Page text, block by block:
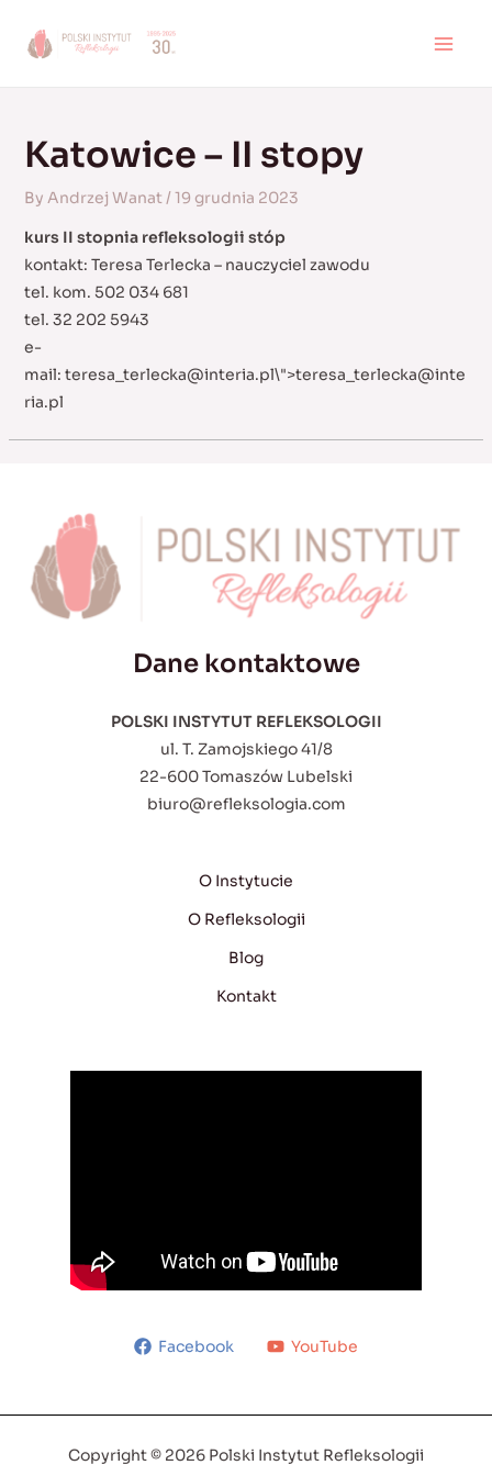
Katowice – II stopy
By Andrzej Wanat/19 grudnia 2023
kurs II stopnia refleksologii stóp
kontakt: Teresa Terlecka – nauczyciel zawodu
tel. kom. 502 034 681
tel. 32 202 5943
e-
mail: teresa_terlecka@interia.pl\">teresa_terlecka@inte
ria.pl
Dane kontaktowe
POLSKI INSTYTUT REFLEKSOLOGII
ul. T. Zamojskiego 41/8
22-600 Tomaszów Lubelski
biuro@refleksologia.com
O Instytucie
O Refleksologii
Blog
Kontakt
Facebook YouTube
Copyright © 2026 Polski Instytut Refleksologii